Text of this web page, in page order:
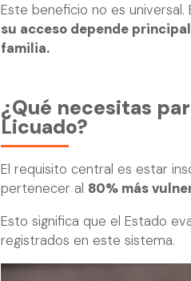
Este beneficio no es
su acceso depende
familia.
¿Qué necesitas
Licuado?
El requisito central es estar
pertenecer al 80% más
Esto significa que el Estado
registrados en este sistema.